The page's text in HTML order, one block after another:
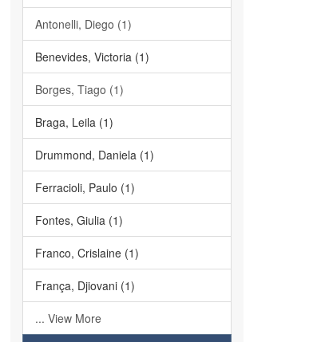
Antonelli, Diego (1)
Benevides, Victoria (1)
Borges, Tiago (1)
Braga, Leila (1)
Drummond, Daniela (1)
Ferracioli, Paulo (1)
Fontes, Giulia (1)
Franco, Crislaine (1)
França, Djiovani (1)
... View More